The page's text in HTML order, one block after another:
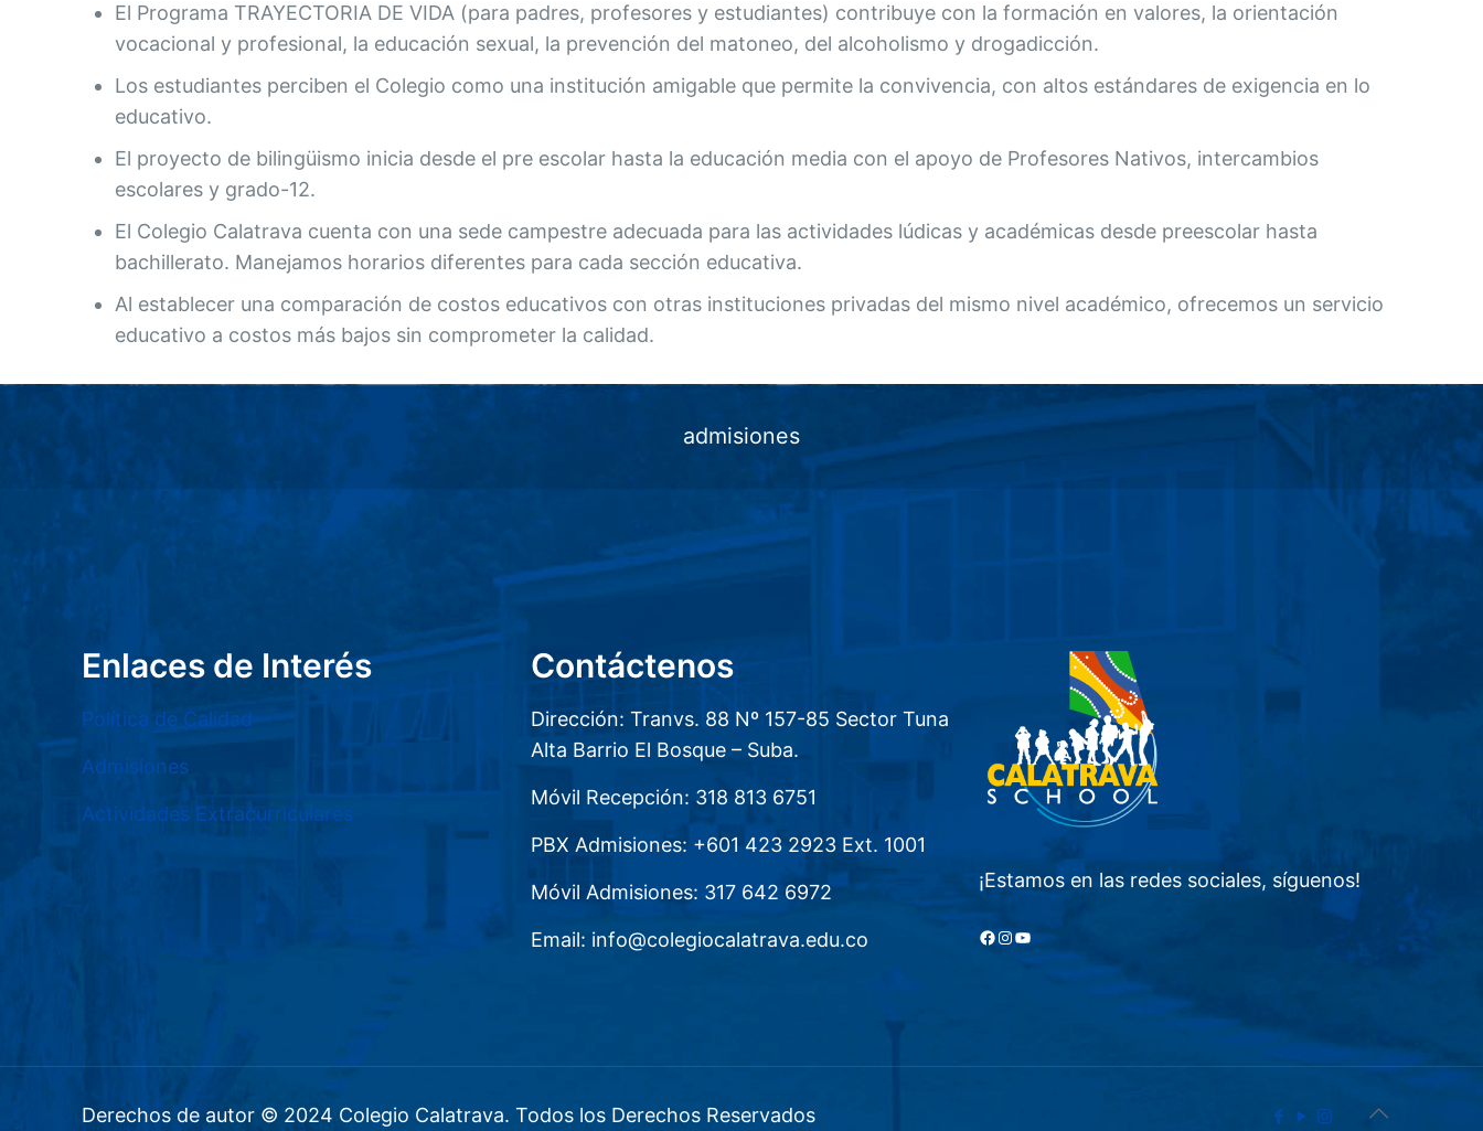
El Programa TRAYECTORIA DE VIDA (para padres, profesores y estudiantes) contribuye con la formación en valores, la orientación
vocacional y profesional, la educación sexual, la prevención del matoneo, del alcoholismo y drogadicción.
Los estudiantes perciben el Colegio como una institución amigable que permite la convivencia, con altos estándares de exigencia en lo
educativo.
El proyecto de bilingüismo inicia desde el pre escolar hasta la educación media con el apoyo de Profesores Nativos, intercambios
escolares y grado-12.
El Colegio Calatrava cuenta con una sede campestre adecuada para las actividades lúdicas y académicas desde preescolar hasta
bachillerato. Manejamos horarios diferentes para cada sección educativa.
Al establecer una comparación de costos educativos con otras instituciones privadas del mismo nivel académico, ofrecemos un servicio
educativo a costos más bajos sin comprometer la calidad.
admisiones
Enlaces de Interés
Política de Calidad
Admisiones
Actividades Extracurriculares
Contáctenos
Dirección: Tranvs. 88 Nº 157-85 Sector Tuna
Alta Barrio El Bosque – Suba.
Móvil Recepción: 318 813 6751
PBX Admisiones: +601 423 2923 Ext. 1001
Móvil Admisiones: 317 642 6972
Email: info@colegiocalatrava.edu.co
¡Estamos en las redes sociales, síguenos!
Facebook
Instagram
YouTube
Derechos de autor © 2024 Colegio Calatrava. Todos los Derechos Reservados